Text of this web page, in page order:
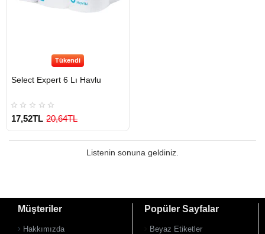
Tükendi
Select Expert 6 Lı Havlu
17,52TL 20,64TL
Listenin sonuna geldiniz.
Müşteriler
Hakkımızda
Popüler Sayfalar
Beyaz Etiketler